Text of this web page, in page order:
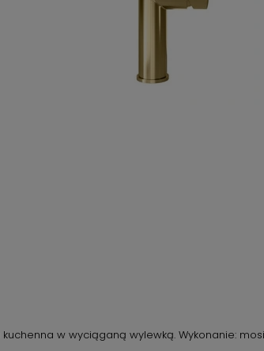
w wyciąganą wylewką. Wykonanie: